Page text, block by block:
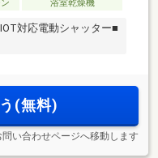
浴室乾燥機
対応電動シャッター■
(無料)
問い合わせページへ移動します